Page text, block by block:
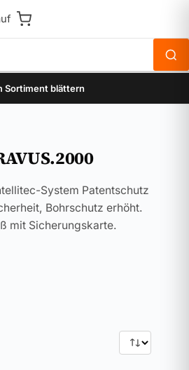
Sortiment blättern
System Patentschutz
Bohrschutz erhöht.
mit Sicherungskarte.